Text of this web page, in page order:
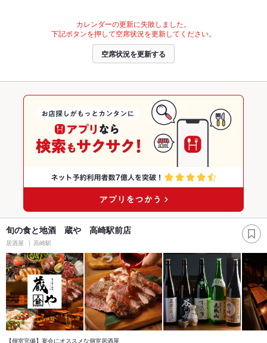
カレンダーの更新に失敗しました。
下記ボタンを押して空席状況を更新してください。
空席状況を更新する
旬の食と地酒 蔵や 高崎駅前店
居酒屋 高崎駅
【個室完備】宴会にオススメな個室居酒屋